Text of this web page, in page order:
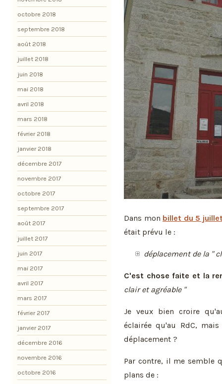
Dans mon billet du 5
était prévu le :
déplacement de la "
C'est chose faite et la
clair et agréable "
Je veux bien croire
éclairée qu'au RdC,
déplacement ?
Par contre, il me semble
plans de :
octobre 2018
septembre 2018
août 2018
juillet 2018
juin 2018
mai 2018
avril 2018
mars 2018
février 2018
janvier 2018
décembre 2017
novembre 2017
octobre 2017
septembre 2017
août 2017
juillet 2017
juin 2017
mai 2017
avril 2017
mars 2017
février 2017
janvier 2017
décembre 2016
novembre 2016
octobre 2016